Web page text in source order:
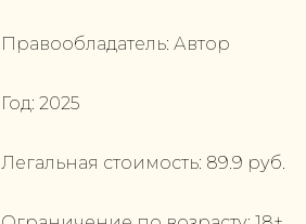
Правообладатель: Автор
Год: 2025
Легальная стоимость: 89.9 руб.